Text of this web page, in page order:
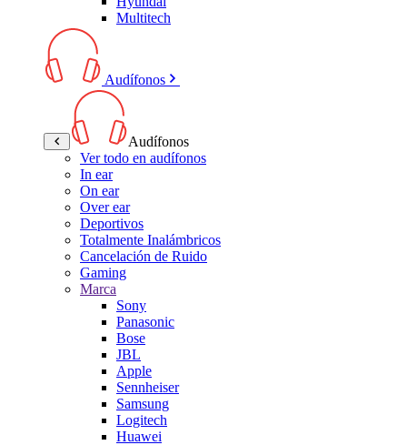
Multitech
Audífonos
Audífonos
Ver todo en audífonos
In ear
On ear
Over ear
Deportivos
Totalmente Inalámbricos
Cancelación de Ruido
Gaming
Marca
Sony
Panasonic
Bose
JBL
Apple
Sennheiser
Samsung
Logitech
Huawei